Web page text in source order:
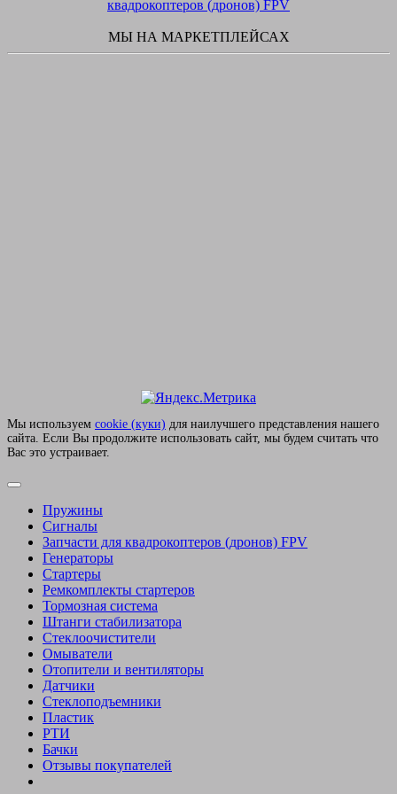
квадрокоптеров (дронов) FPV
МЫ НА МАРКЕТПЛЕЙСАХ
Мы используем сookie (куки) для наилучшего представления нашего
сайта. Если Вы продолжите использовать сайт, мы будем считать что
Вас это устраивает.
Пружины
Сигналы
Запчасти для квадрокоптеров (дронов) FPV
Генераторы
Стартеры
Ремкомплекты стартеров
Тормозная система
Штанги стабилизатора
Стеклоочистители
Омыватели
Отопители и вентиляторы
Датчики
Стеклоподъемники
Пластик
РТИ
Бачки
Отзывы покупателей